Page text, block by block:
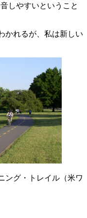
しやすいということ
かれるが、私は新しい
ング・トレイル（米ワ